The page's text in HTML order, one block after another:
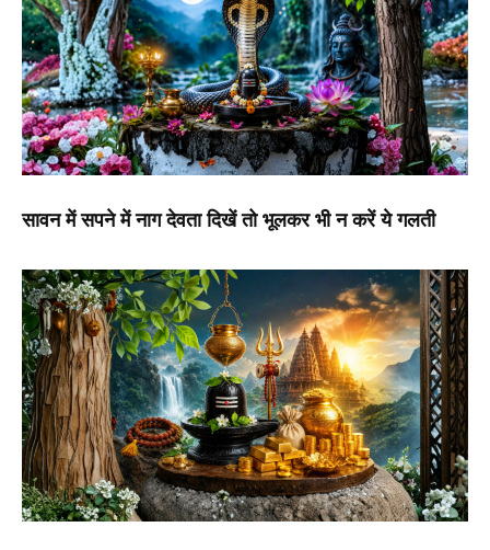
सावन में सपने में नाग देवता दिखें तो भूलकर भी न करें ये गलती